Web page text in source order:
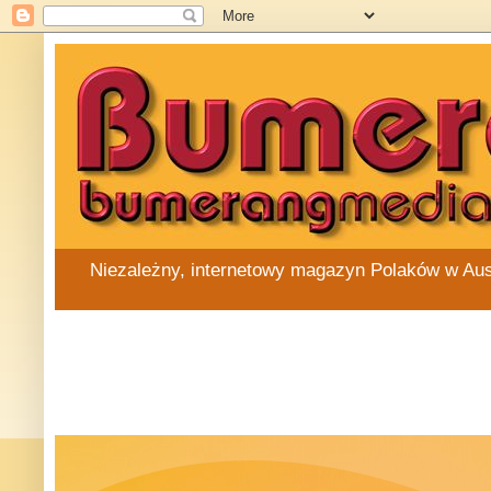
Niezależny, internetowy magazyn Polaków w